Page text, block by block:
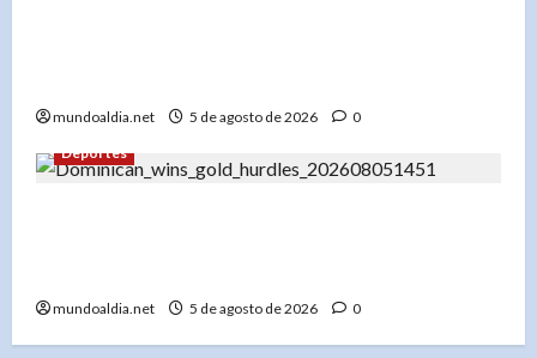
mundoaldia.net 5 de agosto de 2026
0
Deportes
mundoaldia.net 5 de agosto de 2026 0